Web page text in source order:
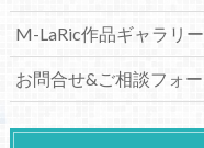
M-LaRic作品ギャラリー
お問合せ&ご相談フォ